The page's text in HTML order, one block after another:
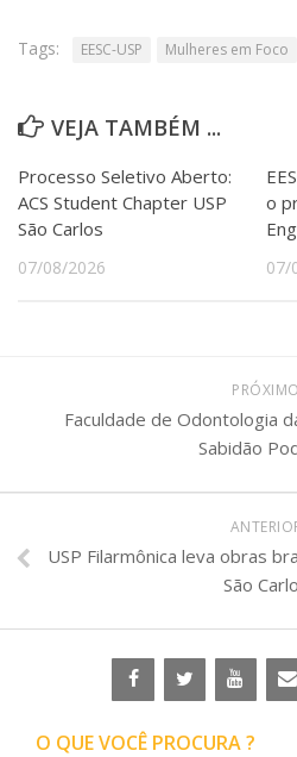
Tags: EESC-USP Mulheres em Foco
VEJA TAMBÉM ...
Processo Seletivo Aberto:
ACS Student Chapter USP
São Carlos
07/08/2026
o
07/
PRÓXIMO
Faculdade de Odontologia
Sabidão
USP Filarmônica leva obras
São
O QUE VOCÊ PROCURA ?